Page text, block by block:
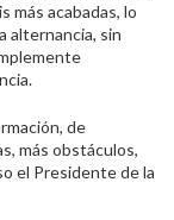
más acabadas, lo
alternancia, sin
de
más obstáculos,
el Presidente de la